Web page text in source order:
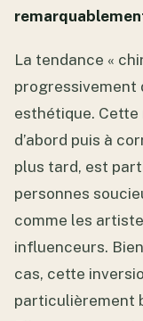
La tendance «
progressivement
esthétique. Cette
d’abord puis à
plus tard, est
personnes
comme les
influenceurs.
cas, cette
particulièrement